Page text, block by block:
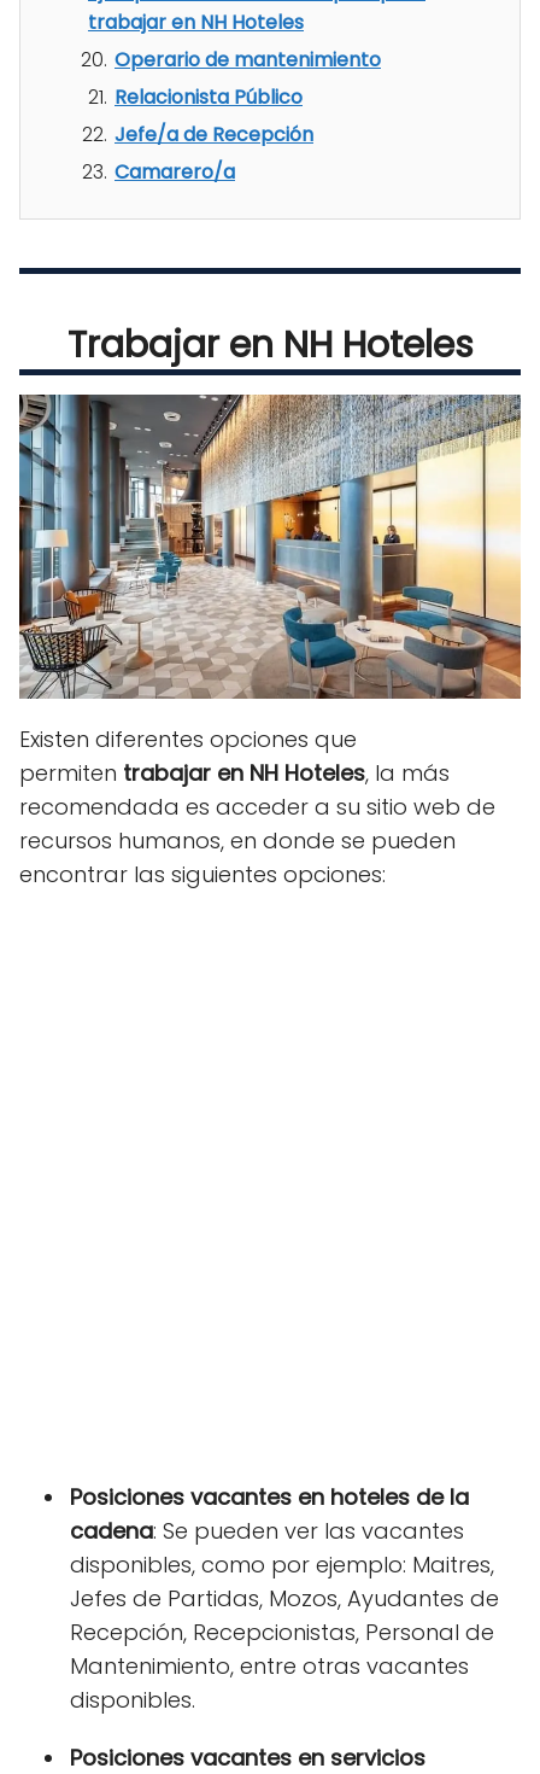
trabajar en NH Hoteles
Operario de mantenimiento
Relacionista Público
Jefe/a de Recepción
Camarero/a
Trabajar en NH Hoteles
Existen diferentes opciones que
permiten trabajar en NH Hoteles, la más
recomendada es acceder a su sitio web de
recursos humanos, en donde se pueden
encontrar las siguientes opciones:
Posiciones vacantes en hoteles de la
cadena: Se pueden ver las vacantes
disponibles, como por ejemplo: Maitres,
Jefes de Partidas, Mozos, Ayudantes de
Recepción, Recepcionistas, Personal de
Mantenimiento, entre otras vacantes
disponibles.
Posiciones vacantes en servicios